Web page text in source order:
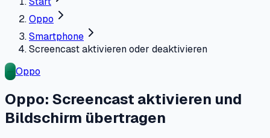
Oppo
Smartphone
Screencast aktivieren oder deaktivieren
Oppo
Oppo: Screencast aktivieren und
Bildschirm übertragen